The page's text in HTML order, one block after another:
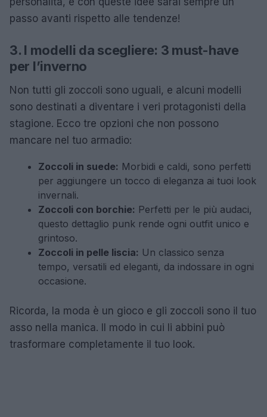
passo avanti rispetto alle tendenze!
3. I modelli da scegliere: 3 must-have
per l’inverno
Non tutti gli zoccoli sono uguali, e alcuni modelli
sono destinati a diventare i veri protagonisti della
stagione. Ecco tre opzioni che non possono
mancare nel tuo armadio:
Zoccoli in suede: Morbidi e caldi, sono perfetti
per aggiungere un tocco di eleganza ai tuoi look
invernali.
Zoccoli con borchie: Perfetti per le più audaci,
questo dettaglio punk rende ogni outfit unico e
grintoso.
Zoccoli in pelle liscia: Un classico senza
tempo, versatili ed eleganti, da indossare in ogni
occasione.
Ricorda, la moda è un gioco e gli zoccoli sono il tuo
asso nella manica. Il modo in cui li abbini può
trasformare completamente il tuo look.